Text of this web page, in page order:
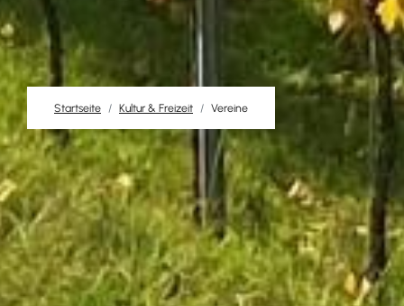
Startseite Kultur & Freizeit Vereine